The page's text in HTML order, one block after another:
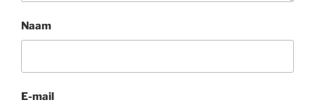
Naam
E-mail